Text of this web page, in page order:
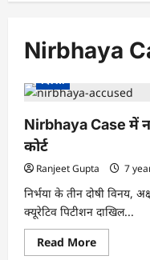
Nirbhaya
दिल्ली
Nirbhaya Case में
कोर्ट
Ranjeet Gupta 7
निर्भया के तीन दोषी विनय,
क्यूरेटिव पिटीशन दाखिल...
Read MoreRead
more